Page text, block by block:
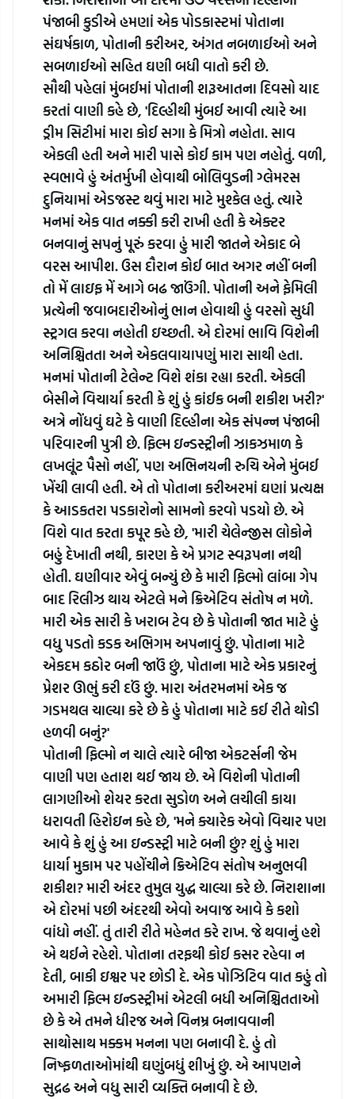
પંજાબી કુડીએ હમણાં એક પોડકાસ્ટમાં પોતાના
સંઘર્ષકાળ, પોતાની કરીઅર, અંગત નબળાઈઓ અને
સબળાઈઓ સહિત ઘણી બધી વાતો કરી છે.
સૌથી પહેલાં મુંબઈમાં પોતાની શરૂઆતના દિવસો યાદ
કરતાં વાણી કહે છે, 'દિલ્હીથી મુંબઈ આવી ત્યારે આ
ડ્રીમ સિટીમાં મારા કોઈ સગા કે મિત્રો નહોતા. સાવ
એકલી હતી અને મારી પાસે કોઈ કામ પણ નહોતું. વળી,
સ્વભાવે હું અંતર્મુખી હોવાથી બોલિવુડની ગ્લેમરસ
દુનિયામાં એડજસ્ટ થવું મારા માટે મુશ્કેલ હતું. ત્યારે
મનમાં એક વાત નક્કી કરી રાખી હતી કે એક્ટર
બનવાનું સપનું પૂરું કરવા હું મારી જાતને એકાદ બે
વરસ આપીશ. ઉસ દૌરાન કોઈ બાત અગર નહીં બની
તો મેં લાઇફ મેં આગે બઢ જાઉંગી. પોતાની અને ફેમિલી
પ્રત્યેની જવાબદારીઓનું ભાન હોવાથી હું વરસો સુધી
સ્ટ્રગલ કરવા નહોતી ઇચ્છતી. એ દોરમાં ભાવિ વિશેની
અનિશ્ચિતતા અને એકલવાયાપણું મારા સાથી હતા.
મનમાં પોતાની ટેલેન્ટ વિશે શંકા રહ્યા કરતી. એકલી
બેસીને વિચાર્યા કરતી કે શું હું કાંઈક બની શકીશ ખરી?'
અત્રે નોંધવું ઘટે કે વાણી દિલ્હીના એક સંપન્ન પંજાબી
પરિવારની પુત્રી છે. ફિલ્મ ઇન્ડસ્ટ્રીની ઝાકઝમાળ કે
લખલૂંટ પૈસો નહીં, પણ અભિનયની રુચિ એને મુંબઈ
ખેંચી લાવી હતી. એ તો પોતાના કરીઅરમાં ઘણાં પ્રત્યક્ષ
કે આડકતરા પડકારોનો સામનો કરવો પડયો છે. એ
વિશે વાત કરતા કપૂર કહે છે, 'મારી ચેલેન્જીસ લોકોને
બહું દેખાતી નથી, કારણ કે એ પ્રગટ સ્વરૂપના નથી
હોતી. ઘણીવાર એવું બન્યું છે કે મારી ફિલ્મો લાંબા ગેપ
બાદ રિલીઝ થાય એટલે મને ક્રિએટિવ સંતોષ ન મળે.
મારી એક સારી કે ખરાબ ટેવ છે કે પોતાની જાત માટે હું
વધુ પડતો કડક અભિગમ અપનાવું છું. પોતાના માટે
એકદમ કઠોર બની જાઉં છું, પોતાના માટે એક પ્રકારનું
પ્રેશર ઊભું કરી દઉં છું. મારા અંતરમનમાં એક જ
ગડમથલ ચાલ્યા કરે છે કે હું પોતાના માટે કઈ રીતે થોડી
હળવી બનું?'
પોતાની ફિલ્મો ન ચાલે ત્યારે બીજા એકટર્સની જેમ
વાણી પણ હતાશ થઈ જાય છે. એ વિશેની પોતાની
લાગણીઓ શેયર કરતા સુડોળ અને લચીલી કાયા
ધરાવતી હિરોઇન કહે છે, 'મને ક્યારેક એવો વિચાર પણ
આવે કે શું હું આ ઇન્ડસ્ટ્રી માટે બની છું? શું હું મારા
ધાર્યા મુકામ પર પહોંચીને ક્રિએટિવ સંતોષ અનુભવી
શકીશ? મારી અંદર તુમુલ યુદ્ધ ચાલ્યા કરે છે. નિરાશાના
એ દોરમાં પછી અંદરથી એવો અવાજ આવે કે કશો
વાંધો નહીં. તું તારી રીતે મહેનત કરે રાખ. જે થવાનું હશે
એ થઈને રહેશે. પોતાના તરફથી કોઈ કસર રહેવા ન
દેતી, બાકી ઇશ્વર પર છોડી દે. એક પોઝિટિવ વાત કહું તો
અમારી ફિલ્મ ઇન્ડસ્ટ્રીમાં એટલી બધી અનિશ્ચિતતાઓ
છે કે એ તમને ધીરજ અને વિનમ્ર બનાવવાની
સાથોસાથ મક્કમ મનના પણ બનાવી દે. હું તો
નિષ્ફળતાઓમાંથી ઘણુંબધું શીખું છું. એ આપણને
સુદ્રઢ અને વધુ સારી વ્યક્તિ બનાવી દે છે.